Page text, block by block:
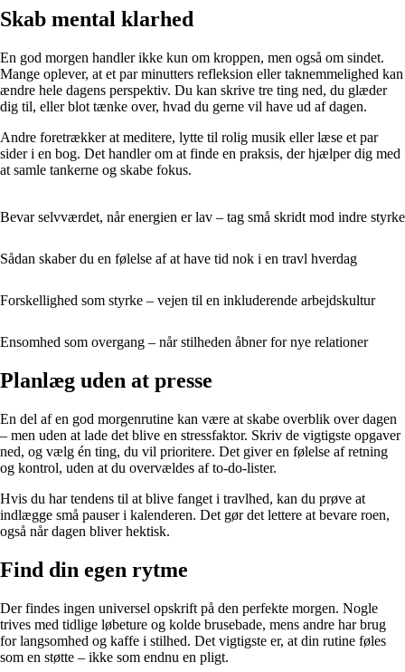
Skab mental klarhed
En god morgen handler ikke kun om kroppen, men også om sindet.
Mange oplever, at et par minutters refleksion eller taknemmelighed kan
ændre hele dagens perspektiv. Du kan skrive tre ting ned, du glæder
dig til, eller blot tænke over, hvad du gerne vil have ud af dagen.
Andre foretrækker at meditere, lytte til rolig musik eller læse et par
sider i en bog. Det handler om at finde en praksis, der hjælper dig med
at samle tankerne og skabe fokus.
Bevar selvværdet, når energien er lav – tag små skridt mod indre styrke
Sådan skaber du en følelse af at have tid nok i en travl hverdag
Forskellighed som styrke – vejen til en inkluderende arbejdskultur
Ensomhed som overgang – når stilheden åbner for nye relationer
Planlæg uden at presse
En del af en god morgenrutine kan være at skabe overblik over dagen
– men uden at lade det blive en stressfaktor. Skriv de vigtigste opgaver
ned, og vælg én ting, du vil prioritere. Det giver en følelse af retning
og kontrol, uden at du overvældes af to-do-lister.
Hvis du har tendens til at blive fanget i travlhed, kan du prøve at
indlægge små pauser i kalenderen. Det gør det lettere at bevare roen,
også når dagen bliver hektisk.
Find din egen rytme
Der findes ingen universel opskrift på den perfekte morgen. Nogle
trives med tidlige løbeture og kolde brusebade, mens andre har brug
for langsomhed og kaffe i stilhed. Det vigtigste er, at din rutine føles
som en støtte – ikke som endnu en pligt.